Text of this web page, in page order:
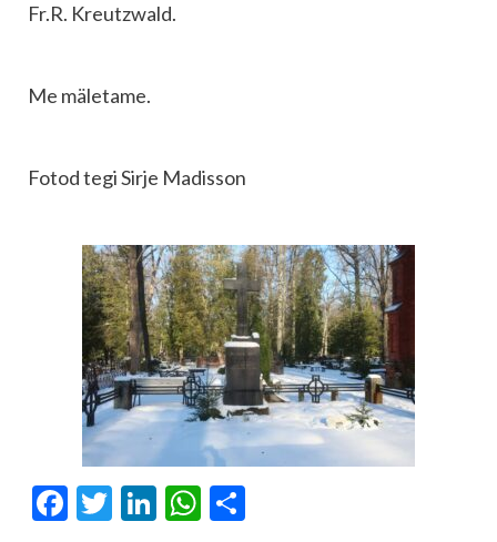
Fr.R. Kreutzwald.
Me mäletame.
Fotod tegi Sirje Madisson
Facebook
Twitter
LinkedIn
WhatsApp